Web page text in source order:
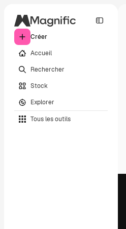
Créer
Accueil
Rechercher
Stock
Explorer
Tous les outils